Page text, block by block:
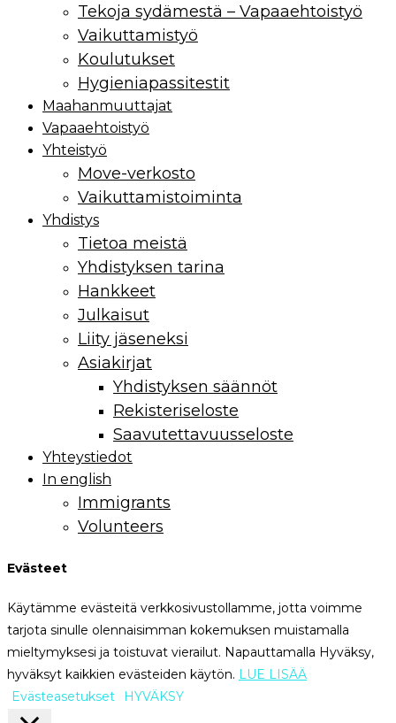
Tekoja sydämestä – Vapaaehtoistyö
Vaikuttamistyö
Koulutukset
Hygieniapassitestit
Maahan­muuttajat
Vapaaehtoistyö
Yhteistyö
Move-verkosto
Vaikuttamis­toiminta
Yhdistys
Tietoa meistä
Yhdistyksen tarina
Hankkeet
Julkaisut
Liity jäseneksi
Asiakirjat
Yhdistyksen säännöt
Rekisteriseloste
Saavutettavuusseloste
Yhteystiedot
In english
Immigrants
Volunteers
Evästeet
Käytämme evästeitä verkkosivustollamme, jotta voimme
tarjota sinulle olennaisimman kokemuksen muistamalla
mieltymyksesi ja toistuvat vierailut. Napauttamalla Hyväksy,
hyväksyt kaikkien evästeiden käytön. LUE LISÄÄ
Evästeasetukset
HYVÄKSY